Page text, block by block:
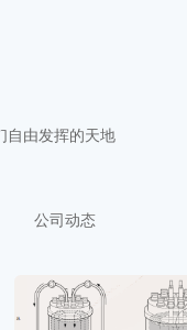
自由发挥的天地
公司动态